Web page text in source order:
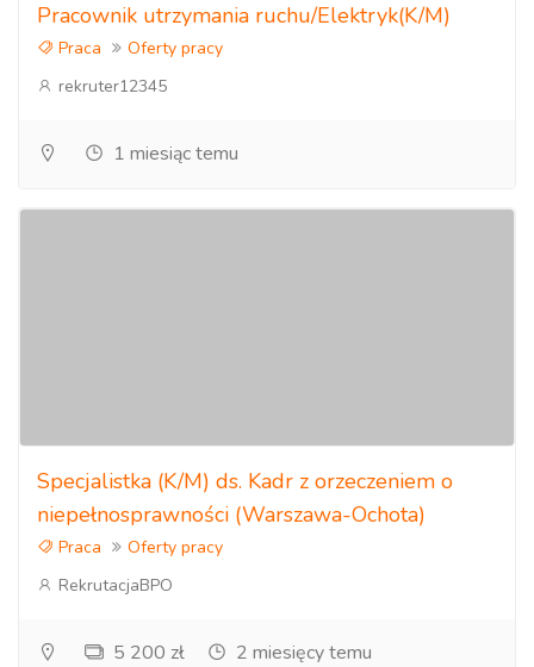
Pracownik utrzymania ruchu/Elektryk(K/M)
Praca
Oferty pracy
rekruter12345
1 miesiąc temu
Specjalistka (K/M) ds. Kadr z orzeczeniem o
niepełnosprawności (Warszawa-Ochota)
Praca
Oferty pracy
RekrutacjaBPO
5 200 zł 2 miesięcy temu